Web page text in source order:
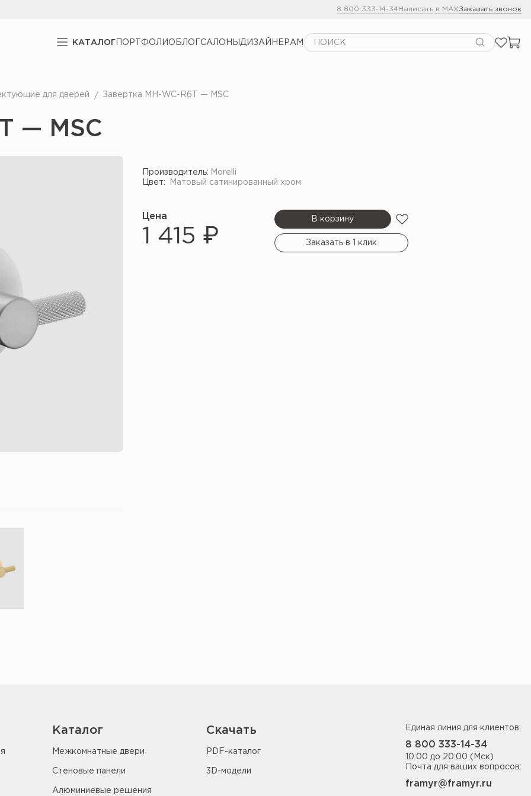
8 800 333-14-34Написать в MAXЗаказать звонок
КАТАЛОГ ПОРТФОЛИО БЛОГСАЛОНЫ ДИЗАЙНЕРАМ
для дверей Завертка MH-WC-R6T — MSC
— MSC
Производитель: Morelli
Цвет:
Матовый сатинированный хром
Цена
1 415 ₽
В корзину
Заказать в 1 клик
Каталог
Межкомнатные двери
Стеновые панели
Алюминиевые решения
Скачать
PDF-каталог
3D-модели
Единая линия для клиентов:
8 800 333-14-34
10:00 до 20:00 (Мск)
Почта для ваших вопросов:
framyr@framyr.ru